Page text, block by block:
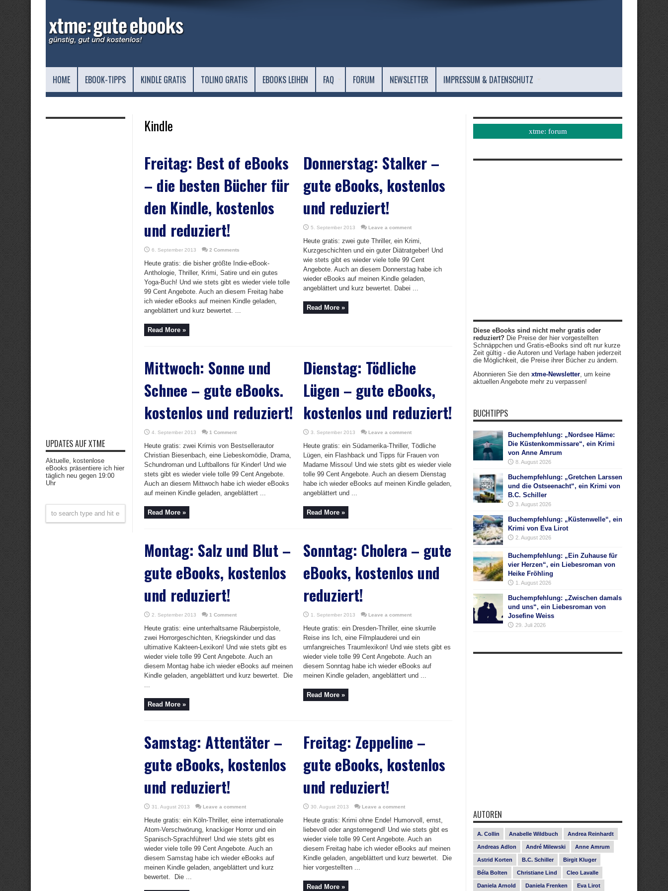
HOME EBOOK-TIPPS KINDLE GRATIS TOLINO GRATIS EBOOKS LEIHEN FAQ FORUM NEWSLETTER IMPRESSUM & DATENSCHUTZ
Kindle
Freitag: Best of eBooks
– die besten Bücher für
den Kindle, kostenlos
und reduziert!
6. September 2013 2 Comments
Heute gratis: die bisher größte Indie-eBook-
Anthologie, Thriller, Krimi, Satire und ein gutes
Yoga-Buch! Und wie stets gibt es wieder viele tolle
99 Cent Angebote. Auch an diesem Freitag habe
ich wieder eBooks auf meinen Kindle geladen,
angeblättert und kurz bewertet. ...
Read More »
Donnerstag: Stalker –
gute eBooks, kostenlos
und reduziert!
5. September 2013 Leave a comment
Heute gratis: zwei gute Thriller, ein Krimi,
Kurzgeschichten und ein guter Diätratgeber! Und
wie stets gibt es wieder viele tolle 99 Cent
Angebote. Auch an diesem Donnerstag habe ich
wieder eBooks auf meinen Kindle geladen,
angeblättert und kurz bewertet. Dabei ...
Read More »
Mittwoch: Sonne und
Schnee – gute eBooks.
kostenlos und reduziert!
4. September 2013 1 Comment
Heute gratis: zwei Krimis von Bestsellerautor
Christian Biesenbach, eine Liebeskomödie, Drama,
Schundroman und Luftballons für Kinder! Und wie
stets gibt es wieder viele tolle 99 Cent Angebote.
Auch an diesem Mittwoch habe ich wieder eBooks
auf meinen Kindle geladen, angeblättert ...
Read More »
Dienstag: Tödliche
Lügen – gute eBooks,
kostenlos und reduziert!
3. September 2013 Leave a comment
Heute gratis: ein Südamerika-Thriller, Tödliche
Lügen, ein Flashback und Tipps für Frauen von
Madame Missou! Und wie stets gibt es wieder viele
tolle 99 Cent Angebote. Auch an diesem Dienstag
habe ich wieder eBooks auf meinen Kindle geladen,
angeblättert und ...
Read More »
Montag: Salz und Blut –
gute eBooks, kostenlos
und reduziert!
2. September 2013 1 Comment
Heute gratis: eine unterhaltsame Räuberpistole,
zwei Horrorgeschichten, Kriegskinder und das
ultimative Kakteen-Lexikon! Und wie stets gibt es
wieder viele tolle 99 Cent Angebote. Auch an
diesem Montag habe ich wieder eBooks auf meinen
Kindle geladen, angeblättert und kurz bewertet. Die
...
Read More »
Sonntag: Cholera – gute
eBooks, kostenlos und
reduziert!
1. September 2013 Leave a comment
Heute gratis: ein Dresden-Thriller, eine skurrile
Reise ins Ich, eine Filmplauderei und ein
umfangreiches Traumlexikon! Und wie stets gibt es
wieder viele tolle 99 Cent Angebote. Auch an
diesem Sonntag habe ich wieder eBooks auf
meinen Kindle geladen, angeblättert und ...
Read More »
Samstag: Attentäter –
gute eBooks, kostenlos
und reduziert!
31. August 2013 Leave a comment
Heute gratis: ein Köln-Thriller, eine internationale
Atom-Verschwörung, knackiger Horror und ein
Spanisch-Sprachführer! Und wie stets gibt es
wieder viele tolle 99 Cent Angebote. Auch an
diesem Samstag habe ich wieder eBooks auf
meinen Kindle geladen, angeblättert und kurz
bewertet. Die ...
Freitag: Zeppeline –
gute eBooks, kostenlos
und reduziert!
30. August 2013 Leave a comment
Heute gratis: Krimi ohne Ende! Humorvoll, ernst,
liebevoll oder angsterregend! Und wie stets gibt es
wieder viele tolle 99 Cent Angebote. Auch an
diesem Freitag habe ich wieder eBooks auf meinen
Kindle geladen, angeblättert und kurz bewertet. Die
hier vorgestellten ...
Read More »
UPDATES AUF XTME
Aktuelle, kostenlose
eBooks präsentiere ich hier
täglich neu gegen 19:00
Uhr
xtme: forum
Diese eBooks sind nicht mehr gratis oder
reduziert? Die Preise der hier vorgestellten
Schnäppchen und Gratis-eBooks sind oft nur kurze
Zeit gültig - die Autoren und Verlage haben jederzeit
die Möglichkeit, die Preise ihrer Bücher zu ändern.
Abonnieren Sie den xtme-Newsletter, um keine
aktuellen Angebote mehr zu verpassen!
BUCHTIPPS
Buchempfehlung: „Nordsee Häme:
Die Küstenkommissare“, ein Krimi
von Anne Amrum
8. August 2026
Buchempfehlung: „Gretchen Larssen
und die Ostseenacht“, ein Krimi von
B.C. Schiller
3. August 2026
Buchempfehlung: „Küstenwelle“, ein
Krimi von Eva Lirot
2. August 2026
Buchempfehlung: „Ein Zuhause für
vier Herzen“, ein Liebesroman von
Heike Fröhling
1. August 2026
Buchempfehlung: „Zwischen damals
und uns“, ein Liebesroman von
Josefine Weiss
29. Juli 2026
AUTOREN
A. Collin Anabelle Wildbuch Andrea Reinhardt
Andreas Adlon André Milewski Anne Amrum
Astrid Korten B.C. Schiller Birgit Kluger
Béla Bolten Christiane Lind Cleo Lavalle
Daniela Arnold Daniela Frenken Eva Lirot